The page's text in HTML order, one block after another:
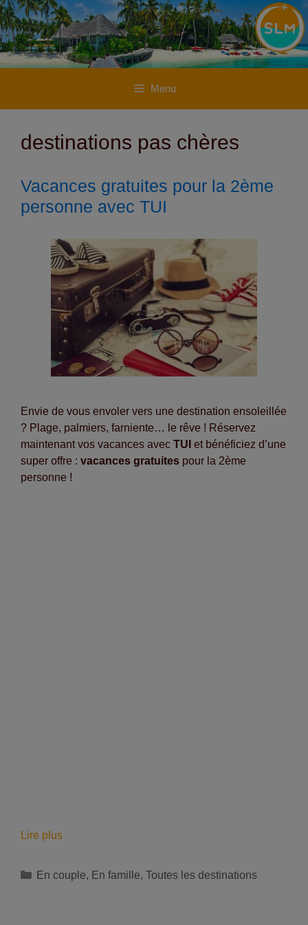
Aller
au
contenu
Aller
au
contenu
Menu
destinations pas chères
Vacances gratuites pour la 2ème
personne avec TUI
Envie de vous envoler vers une destination ensoleillée
? Plage, palmiers, farniente… le rêve ! Réservez
maintenant vos vacances avec TUI et bénéficiez d’une
super offre : vacances gratuites pour la 2ème
personne !
Lire plusVacances
Catégories
En couple, En famille, Toutes les destinations